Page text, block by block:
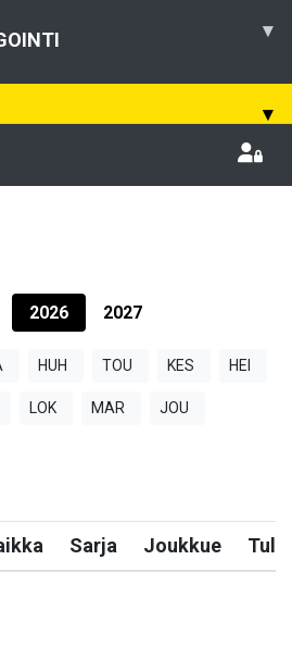
▾
▾
2026 2027
HUH TOU KES HEI
LOK MAR JOU
Sarja Joukkue